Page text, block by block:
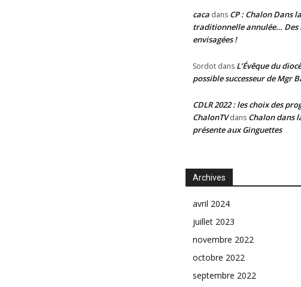
caca dans CP : Chalon Dans
traditionnelle annulée… Des
envisagées !
Sordot dans L’Évêque du
possible successeur de Mgr
CDLR 2022 : les choix des
ChalonTVdans Chalon dans
présente aux Ginguettes
Archives
avril 2024
juillet 2023
novembre 2022
octobre 2022
septembre 2022